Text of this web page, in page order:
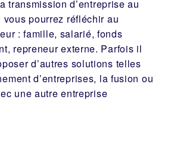
transmission d’entreprise au
vous pourrez réfléchir au
:famille, salarié, fonds
, repreneur externe. Parfois il
d’autres solutions telles
d’entreprises, la fusion ou
une autre entreprise